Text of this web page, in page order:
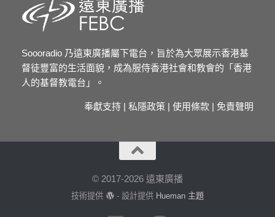
Soooradio 乃遠東廣播屬下電台，旨於為大眾展示香港基
督徒豐富的生活面貌，成為服侍香港社會和教會的「香港
人的基督教電台」。
奉獻支持 | 私隱政策 | 使用條款 | 免責聲明
© 2017-2026 遠東廣播
技術提供 - 設計提供 Hueman 主題